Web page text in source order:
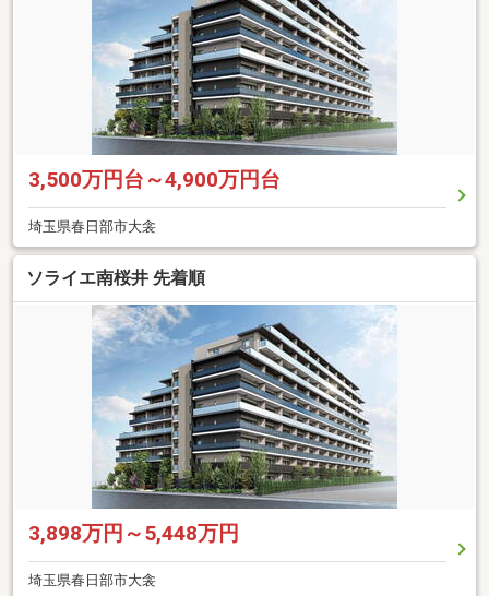
3,500万円台～4,900万円台
埼玉県春日部市大衾
ソライエ南桜井 先着順
3,898万円～5,448万円
埼玉県春日部市大衾